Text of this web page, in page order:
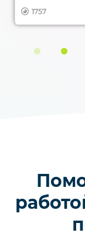
и доступных путей
перспективы
подробно
1757